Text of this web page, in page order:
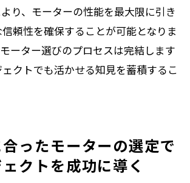
り、モーターの性能を最大限に引き
頼性を確保することが可能となりま
ーター選びのプロセスは完結します
クトでも活かせる知見を蓄積するこ
ったモーターの選定で
クトを成功に導く